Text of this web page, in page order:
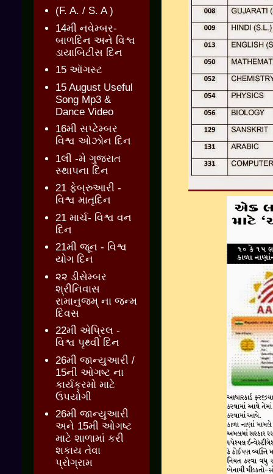
(F. A. / S. A )
14મી નવેમ્બર-
બાળદિન અને વિશ્વ
ડાયાબિટીસ દિન
15 ઑગસ્ટ
15 August Useful
Song Mp3 &
Dance Video
16મી સપ્ટેમ્બર
વિશ્વ ઓઝોન દિન
1લી -મે ગુજરાત
સ્થાપના દિન
21 ફેબ્રુઆરી -
વિશ્વ માતૃદિન
21 માર્ચ- વિશ્વ વન
દિન
21મી જૂન - વિશ્વ
યોગ દિન
૨૨ ડીસેમ્બર
શ્રીનિવાસ
રામાનુજમ્ ના જન્મ
દિવસ
22મી એપ્રિલ -
વિશ્વ પૃથ્વી દિન
26મી જાન્યુઆરી /
15ની ઓગષ્ટ ના
કાર્યક્રમો માટે
ઉપયોગી
26મી જાન્યુઆરી
અને 15મી ઓગષ્ટ
માટે શાળામાં કરી
શકાય તેવા
પ્રોગ્રામ